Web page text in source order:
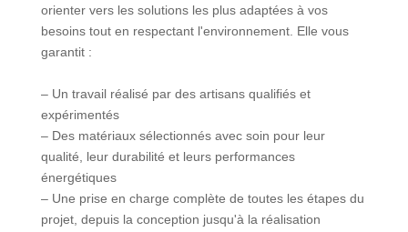
orienter vers les solutions les plus adaptées à vos
besoins tout en respectant l'environnement. Elle vous
garantit :
– Un travail réalisé par des artisans qualifiés et
expérimentés
– Des matériaux sélectionnés avec soin pour leur
qualité, leur durabilité et leurs performances
énergétiques
– Une prise en charge complète de toutes les étapes du
projet, depuis la conception jusqu'à la réalisation